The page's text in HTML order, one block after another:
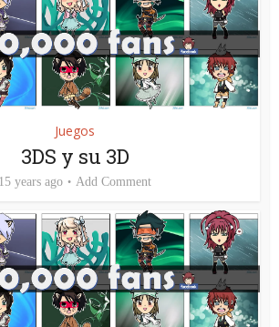
Juegos
3DS y su 3D
15 years ago Add Comment